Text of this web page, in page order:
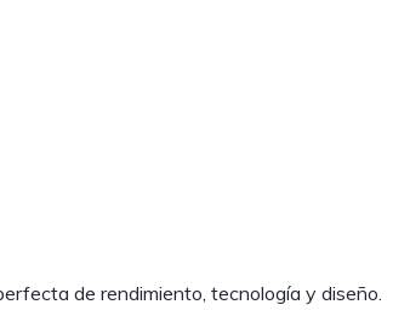
de rendimiento, tecnología y diseño.